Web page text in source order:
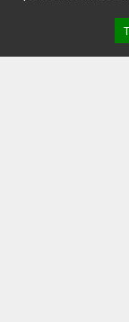
DATE DE FIN